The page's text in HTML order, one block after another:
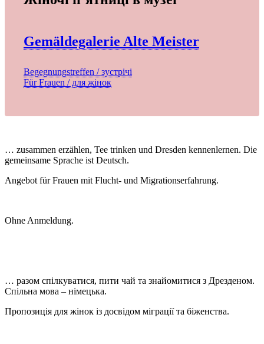
Gemäldegalerie Alte Meister
Begegnungstreffen / зустрічі
Für Frauen / для жінок
… zusammen erzählen, Tee trinken und Dresden kennenlernen. Die
gemeinsame Sprache ist Deutsch.
Angebot für Frauen mit Flucht- und Migrationserfahrung.
Ohne Anmeldung.
… разом спілкуватися, пити чай та знайомитися з Дрезденом.
Спільна мова – німецька.
Пропозиція для жінок із досвідом міграції та біженства.